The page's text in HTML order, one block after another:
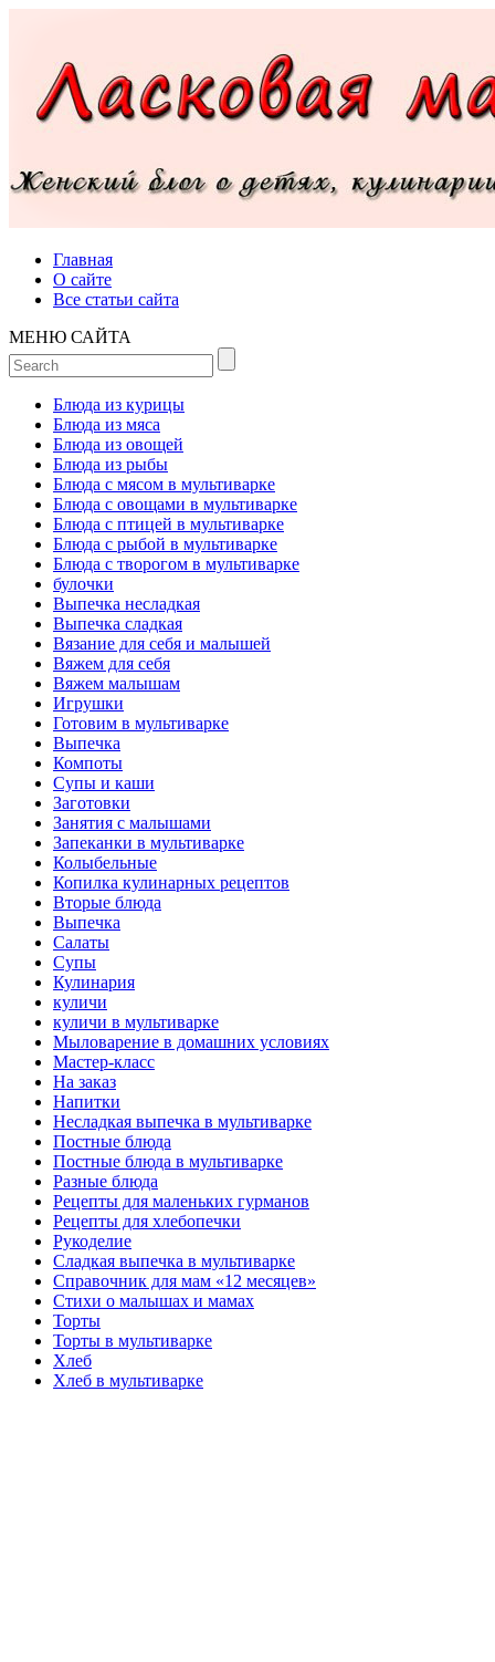
Главная
О сайте
Все статьи сайта
МЕНЮ САЙТА
Блюда из курицы
Блюда из мяса
Блюда из овощей
Блюда из рыбы
Блюда с мясом в мультиварке
Блюда с овощами в мультиварке
Блюда с птицей в мультиварке
Блюда с рыбой в мультиварке
Блюда с творогом в мультиварке
булочки
Выпечка несладкая
Выпечка сладкая
Вязание для себя и малышей
Вяжем для себя
Вяжем малышам
Игрушки
Готовим в мультиварке
Выпечка
Компоты
Супы и каши
Заготовки
Занятия с малышами
Запеканки в мультиварке
Колыбельные
Копилка кулинарных рецептов
Вторые блюда
Выпечка
Салаты
Супы
Кулинария
куличи
куличи в мультиварке
Мыловарение в домашних условиях
Мастер-класс
На заказ
Напитки
Несладкая выпечка в мультиварке
Постные блюда
Постные блюда в мультиварке
Разные блюда
Рецепты для маленьких гурманов
Рецепты для хлебопечки
Рукоделие
Сладкая выпечка в мультиварке
Справочник для мам «12 месяцев»
Стихи о малышах и мамах
Торты
Торты в мультиварке
Хлеб
Хлеб в мультиварке